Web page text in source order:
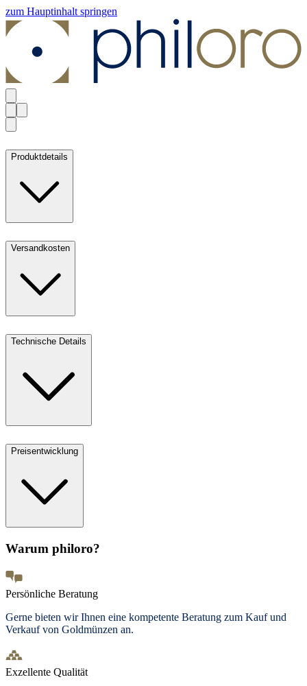
zum Hauptinhalt springen
Produktdetails
Versandkosten
Technische Details
Preisentwicklung
Warum philoro?
Persönliche Beratung
Gerne bieten wir Ihnen eine kompetente Beratung zum Kauf und
Verkauf von Goldmünzen an.
Exzellente Qualität